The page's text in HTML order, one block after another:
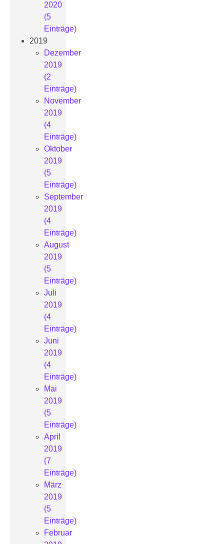
2020
(5
Einträge)
2019
Dezember
2019
(2
Einträge)
November
2019
(4
Einträge)
Oktober
2019
(5
Einträge)
September
2019
(4
Einträge)
August
2019
(5
Einträge)
Juli
2019
(4
Einträge)
Juni
2019
(4
Einträge)
Mai
2019
(5
Einträge)
April
2019
(7
Einträge)
März
2019
(5
Einträge)
Februar